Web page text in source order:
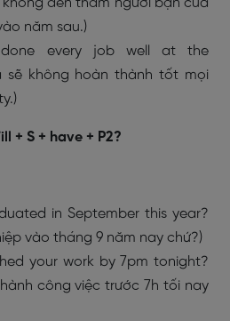
không đến thăm người bạn của
năm sau.)
every job well at the
sẽ không hoàn thành tốt mọi
+ S + have + P2?
in September this year?
vào tháng 9 năm nay chứ?)
your work by 7pm tonight?
công việc trước 7h tối nay